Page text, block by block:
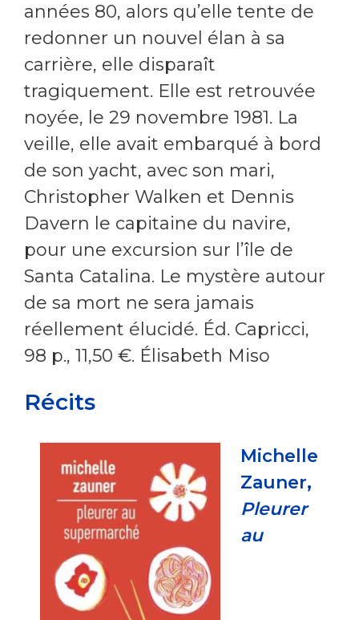
années 80, alors qu’elle tente de
redonner un nouvel élan à sa
carrière, elle disparaît
tragiquement. Elle est retrouvée
noyée, le 29 novembre 1981. La
veille, elle avait embarqué à bord
de son yacht, avec son mari,
Christopher Walken et Dennis
Davern le capitaine du navire,
pour une excursion sur l’île de
Santa Catalina. Le mystère autour
de sa mort ne sera jamais
réellement élucidé. Éd. Capricci,
98 p., 11,50 €. Élisabeth Miso
Récits
Michelle
Zauner,
Pleurer
au